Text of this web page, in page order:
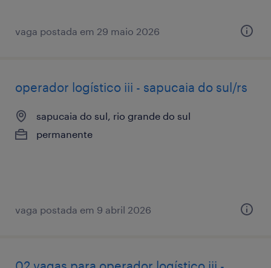
vaga postada em 29 maio 2026
operador logístico iii - sapucaia do sul/rs
sapucaia do sul, rio grande do sul
permanente
vaga postada em 9 abril 2026